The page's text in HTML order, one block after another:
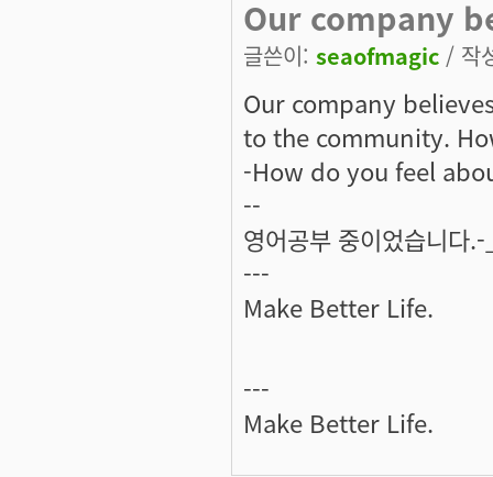
Our company
글쓴이: seaofmagic / 작
Our company
to the community.
-How do you feel
--
영어공부 중이었습니다
---
Make Better Life.
---
Make Better Life.